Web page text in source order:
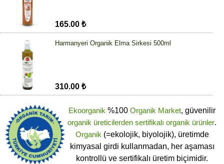
165.00 ₺
Harmanyeri Organik Elma Sirkesi 500ml
310.00 ₺
Ekoorganik %100 Organik Market, güvenilir
organik üreticilerden sertifikalı organik ürünler.
Organik (=ekolojik, biyolojik), üretimde
kimyasal girdi kullanmadan, her aşaması
kontrollü ve sertifikalı üretim biçimidir.